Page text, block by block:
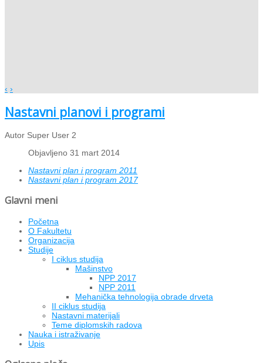
‹ ›
Nastavni planovi i programi
Autor Super User 2
Objavljeno 31 mart 2014
Nastavni plan i program 2011
Nastavni plan i program 2017
Glavni meni
Početna
O Fakultetu
Organizacija
Studije
I ciklus studija
Mašinstvo
NPP 2017
NPP 2011
Mehanička tehnologija obrade drveta
II ciklus studija
Nastavni materijali
Teme diplomskih radova
Nauka i istraživanje
Upis